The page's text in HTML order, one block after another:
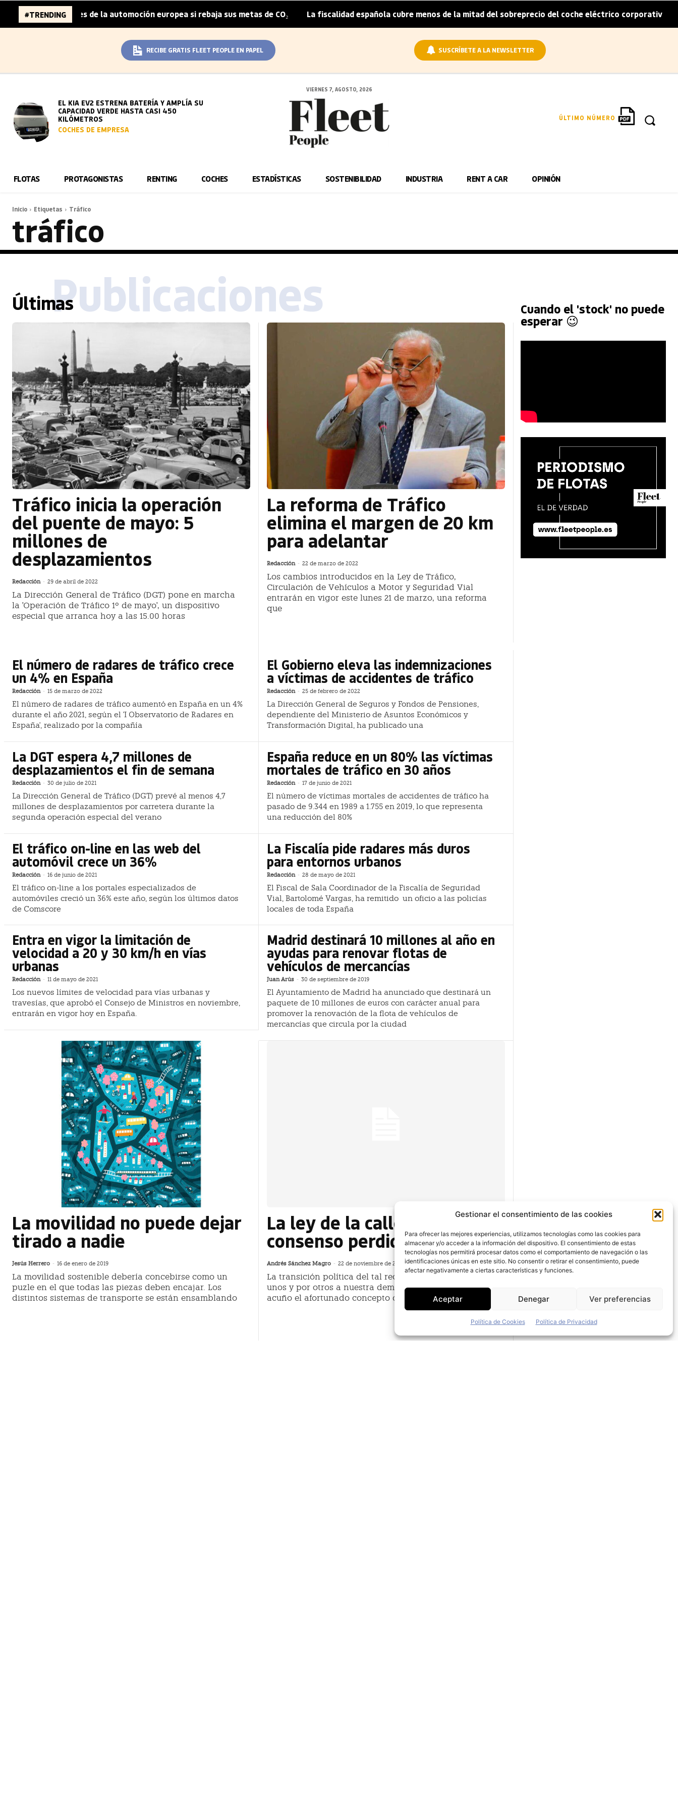
Gestionar el consentimiento de las cookies
Para ofrecer las mejores experiencias, utilizamos tecnologías como las cookies para
almacenar y/o acceder a la información del dispositivo. El consentimiento de estas
tecnologías nos permitirá procesar datos como el comportamiento de navegación o las
identificaciones únicas en este sitio. No consentir o retirar el consentimiento, puede
afectar negativamente a ciertas características y funciones.
Aceptar Denegar Ver preferencias
Política de Cookies Política de Privacidad
#TRENDING
millones de la automoción europea si rebaja sus metas de CO₂ | La fiscalidad española cubre menos de la mitad del sobreprecio del coche eléctrico corporativo |
RECIBE GRATIS FLEET PEOPLE EN PAPEL SUSCRÍBETE A LA NEWSLETTER
EL KIA EV2 ESTRENA BATERÍA Y AMPLÍA SU
CAPACIDAD VERDE HASTA CASI 450
KILÓMETROS
COCHES DE EMPRESA
VIERNES 7, AGOSTO, 2026
ÚLTIMO NÚMERO
FLOTAS PROTAGONISTAS RENTING COCHES ESTADÍSTICAS SOSTENIBILIDAD INDUSTRIA RENT A CAR OPINIÓN
Inicio Etiquetas Tráfico
tráfico
ÚltimasPublicaciones
Tráfico inicia la operación
del puente de mayo: 5
millones de
desplazamientos
Redacción - 29 de abril de 2022
La Dirección General de Tráfico (DGT) pone en marcha
la 'Operación de Tráfico 1º de mayo', un dispositivo
especial que arranca hoy a las 15.00 horas
La reforma de Tráfico
elimina el margen de 20 km
para adelantar
Redacción - 22 de marzo de 2022
Los cambios introducidos en la Ley de Tráfico,
Circulación de Vehículos a Motor y Seguridad Vial
entrarán en vigor este lunes 21 de marzo, una reforma
que
El número de radares de tráfico crece
un 4% en España
Redacción - 15 de marzo de 2022
El número de radares de tráfico aumentó en España en un 4%
durante el año 2021, según el 'I Observatorio de Radares en
España', realizado por la compañía
El Gobierno eleva las indemnizaciones
a víctimas de accidentes de tráfico
Redacción - 25 de febrero de 2022
La Dirección General de Seguros y Fondos de Pensiones,
dependiente del Ministerio de Asuntos Económicos y
Transformación Digital, ha publicado una
La DGT espera 4,7 millones de
desplazamientos el fin de semana
Redacción - 30 de julio de 2021
La Dirección General de Tráfico (DGT) prevé al menos 4,7
millones de desplazamientos por carretera durante la
segunda operación especial del verano
España reduce en un 80% las víctimas
mortales de tráfico en 30 años
Redacción - 17 de junio de 2021
El número de víctimas mortales de accidentes de tráfico ha
pasado de 9.344 en 1989 a 1.755 en 2019, lo que representa
una reducción del 80%
El tráfico on-line en las web del
automóvil crece un 36%
Redacción - 16 de junio de 2021
El tráfico on-line a los portales especializados de
automóviles creció un 36% este año, según los últimos datos
de Comscore
La Fiscalía pide radares más duros
para entornos urbanos
Redacción - 28 de mayo de 2021
El Fiscal de Sala Coordinador de la Fiscalía de Seguridad
Vial, Bartolomé Vargas, ha remitido un oficio a las policías
locales de toda España
Entra en vigor la limitación de
velocidad a 20 y 30 km/h en vías
urbanas
Redacción - 11 de mayo de 2021
Los nuevos límites de velocidad para vías urbanas y
travesías, que aprobó el Consejo de Ministros en noviembre,
entrarán en vigor hoy en España.
Madrid destinará 10 millones al año en
ayudas para renovar flotas de
vehículos de mercancías
Juan Arús - 30 de septiembre de 2019
El Ayuntamiento de Madrid ha anunciado que destinará un
paquete de 10 millones de euros con carácter anual para
promover la renovación de la flota de vehículos de
mercancías que circula por la ciudad
La movilidad no puede dejar
tirado a nadie
Jesús Herrero - 16 de enero de 2019
La movilidad sostenible debería concebirse como un
puzle en el que todas las piezas deben encajar. Los
distintos sistemas de transporte se están ensamblando
La ley de la calle: El
consenso perdido
Andrés Sánchez Magro - 22 de noviembre de 2018
La transición política del tal recordado franquismo por
unos y por otros a nuestra democracia constitucional se
acuño el afortunado concepto de consenso
El 10% de los conductores admite
Cuando el 'stock' no puede
esperar 😉